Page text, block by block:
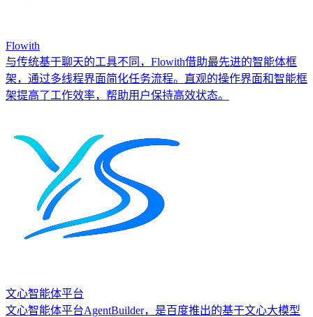
Flowith
与传统基于聊天的工具不同，Flowith借助最先进的智能体框
架，通过多线程界面简化任务流程。直观的操作界面和智能框
架提高了工作效率，帮助用户保持高效状态。
文心智能体平台
文心智能体平台AgentBuilder，是百度推出的基于文心大模型